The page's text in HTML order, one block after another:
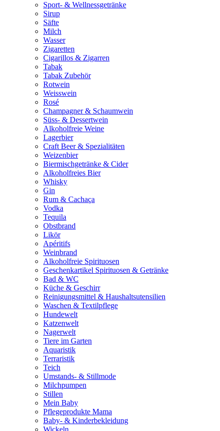
Sport- & Wellnessgetränke
Sirup
Säfte
Milch
Wasser
Zigaretten
Cigarillos & Zigarren
Tabak
Tabak Zubehör
Rotwein
Weisswein
Rosé
Champagner & Schaumwein
Süss- & Dessertwein
Alkoholfreie Weine
Lagerbier
Craft Beer & Spezialitäten
Weizenbier
Biermischgetränke & Cider
Alkoholfreies Bier
Whisky
Gin
Rum & Cachaça
Vodka
Tequila
Obstbrand
Likör
Apéritifs
Weinbrand
Alkoholfreie Spirituosen
Geschenkartikel Spirituosen & Getränke
Bad & WC
Küche & Geschirr
Reinigungsmittel & Haushaltsutensilien
Waschen & Textilpflege
Hundewelt
Katzenwelt
Nagerwelt
Tiere im Garten
Aquaristik
Terraristik
Teich
Umstands- & Stillmode
Milchpumpen
Stillen
Mein Baby
Pflegeprodukte Mama
Baby- & Kinderbekleidung
Wickeln